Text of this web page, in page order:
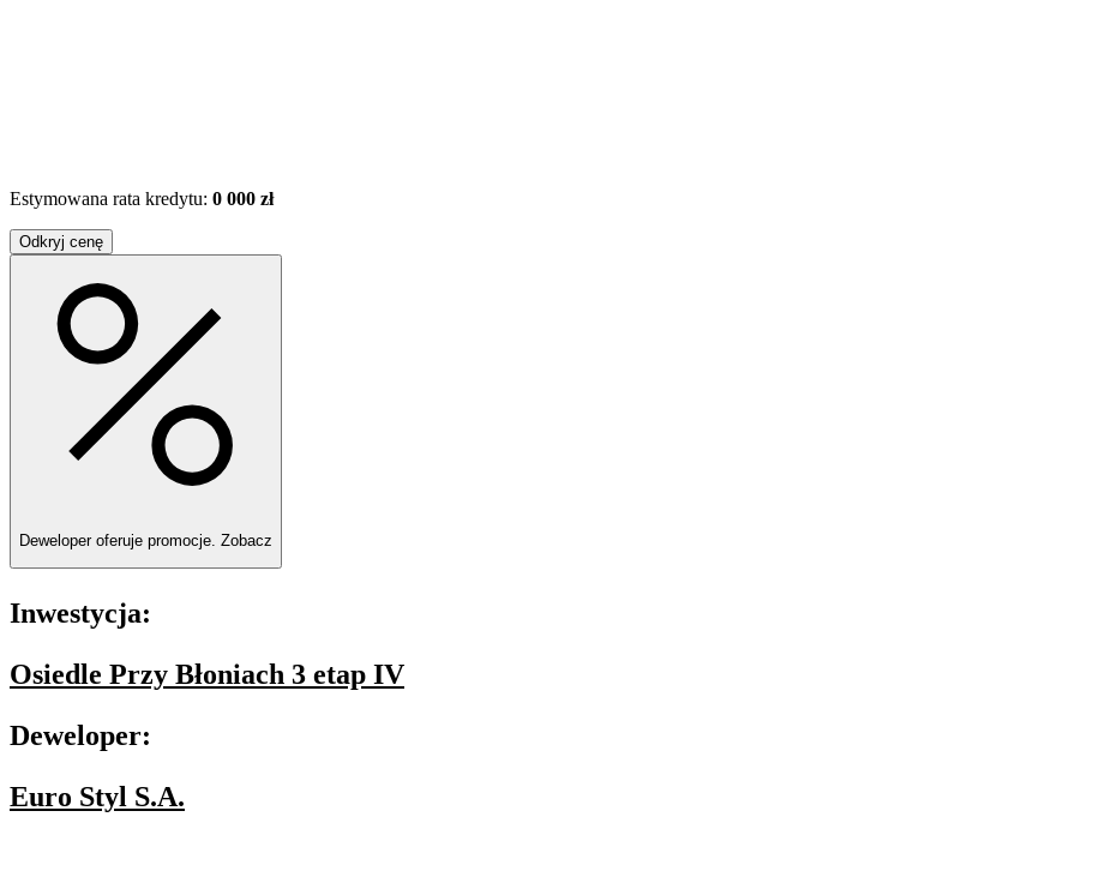
Estymowana rata kredytu: 0 000 zł
Odkryj cenę
Deweloper oferuje promocje. Zobacz
Inwestycja:
Osiedle Przy Błoniach 3 etap IV
Deweloper:
Euro Styl S.A.